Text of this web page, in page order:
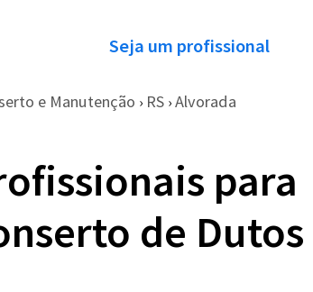
Seja um profissional
e Manutenção › RS › Alvorada
para
de Dutos